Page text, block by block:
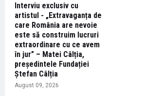
Interviu exclusiv cu
artistul - „Extravaganța de
care România are nevoie
este să construim lucruri
extraordinare cu ce avem
în jur” – Matei Câlția,
președintele Fundației
Ștefan Câlția
August 09, 2026